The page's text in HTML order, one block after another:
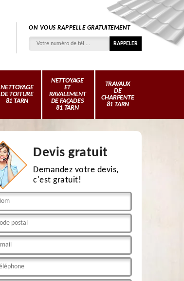
ON VOUS RAPPELLE GRATUITEMENT
NETTOYAGE
DE TOITURE
81 TARN
NETTOYAGE
ET
RAVALEMENT
DE FAÇADES
81 TARN
TRAVAUX
DE
CHARPENTE
81 TARN
Devis gratuit
Demandez votre devis,
c'est gratuit!